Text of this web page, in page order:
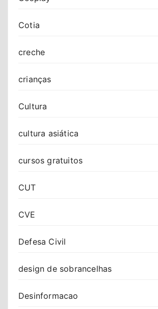
Cotia
creche
crianças
Cultura
cultura asiática
cursos gratuitos
CUT
CVE
Defesa Civil
design de sobrancelhas
Desinformacao